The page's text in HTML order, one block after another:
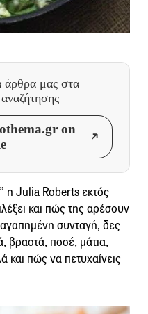
άρθρα μας στα
on
η Julia Roberts εκτός
και πώς της αρέσουν
αγαπημένη συνταγή, δες
βραστά, ποσέ, μάτια,
και πώς να πετυχαίνεις